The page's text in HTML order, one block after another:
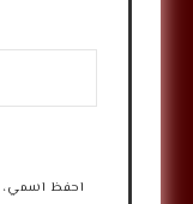
احفظ اسمي،